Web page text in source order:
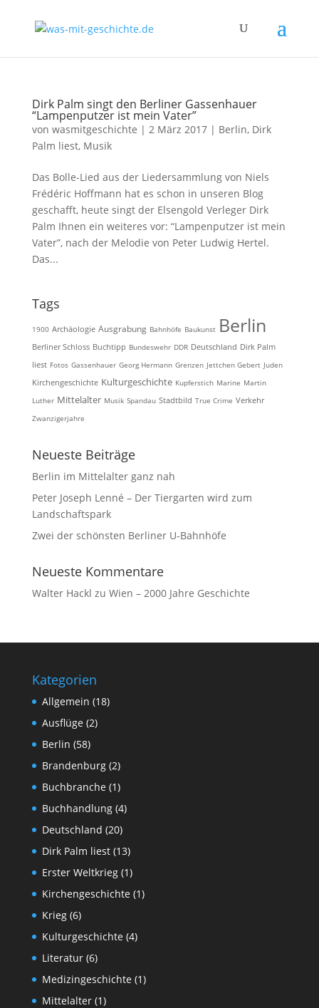
Dirk Palm singt den Berliner Gassenhauer
“Lampenputzer ist mein Vater”
von wasmitgeschichte | 2 März 2017| Berlin, Dirk
Palm liest, Musik
Das Bolle-Lied aus der Liedersammlung von Niels
Frédéric Hoffmann hat es schon in unseren Blog
geschafft, heute singt der Elsengold Verleger Dirk
Palm Ihnen ein weiteres vor: “Lampenputzer ist mein
Vater”, nach der Melodie von Peter Ludwig Hertel.
Das...
Tags
1900 Archäologie Ausgrabung Bahnhöfe Baukunst Berlin
Berliner Schloss Buchtipp Bundeswehr DDR Deutschland Dirk Palm
liest Fotos Gassenhauer Georg Hermann Grenzen Jettchen Gebert Juden
Kirchengeschichte Kulturgeschichte Kupferstich Marine Martin
Luther Mittelalter Musik Spandau Stadtbild True Crime Verkehr
Zwanzigerjahre
Neueste Beiträge
Berlin im Mittelalter ganz nah
Peter Joseph Lenné – Der Tiergarten wird zum
Landschaftspark
Zwei der schönsten Berliner U-Bahnhöfe
Neueste Kommentare
Walter Hackl zu Wien – 2000 Jahre Geschichte
Kategorien
Allgemein (18)
Ausflüge(2)
Berlin (58)
Brandenburg(2)
Buchbranche(1)
Buchhandlung(4)
Deutschland (20)
Dirk Palm liest(13)
Erster Weltkrieg(1)
Kirchengeschichte(1)
Krieg(6)
Kulturgeschichte(4)
Literatur(6)
Medizingeschichte(1)
Mittelalter(1)